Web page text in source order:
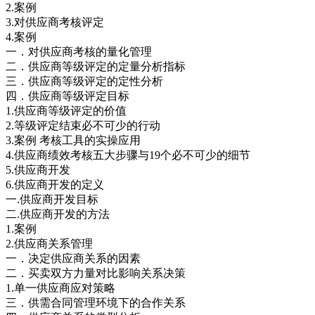
2.案例
3.对供应商考核评定
4.案例
一．对供应商考核的量化管理
二．供应商等级评定的定量分析指标
三．供应商等级评定的定性分析
四．供应商等级评定目标
1.供应商等级评定的价值
2.等级评定结束必不可少的行动
3.案例 考核工具的实操应用
4.供应商绩效考核五大步骤与19个必不可少的细节
5.供应商开发
6.供应商开发的定义
一.供应商开发目标
二.供应商开发的方法
1.案例
2.供应商关系管理
一．决定供应商关系的因素
二．买卖双方力量对比影响关系决策
1.单一供应商应对策略
三．供需合同管理环境下的合作关系